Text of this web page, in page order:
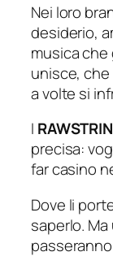
Nei loro
desiderio,
musica
unisce, che
a volte si
I
precisa:
far casino
Dove li
saperlo.